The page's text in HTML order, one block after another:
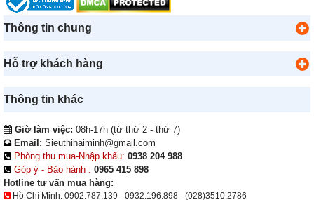
Thông tin chung
Hỗ trợ khách hàng
Thông tin khác
Giờ làm việc: 08h-17h (từ thứ 2 - thứ 7)
Email: Sieuthihaiminh@gmail.com
Phòng thu mua-Nhập khẩu: 0938 204 988
Góp ý - Bảo hành : 0965 415 898
Hotline tư vấn mua hàng:
Hồ Chí Minh: 0902.787.139 - 0932.196.898 - (028)3510.2786